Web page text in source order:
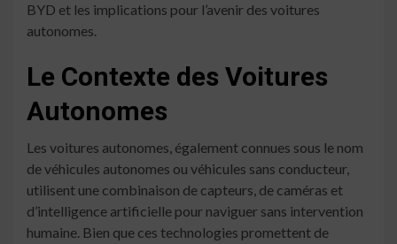
BYD et les implications pour l’avenir des voitures
autonomes.
Le Contexte des Voitures
Autonomes
Les voitures autonomes, également connues sous le nom
de véhicules autonomes ou véhicules sans conducteur,
utilisent une combinaison de capteurs, de caméras et
d’intelligence artificielle pour naviguer sans intervention
humaine. Bien que ces technologies promettent de